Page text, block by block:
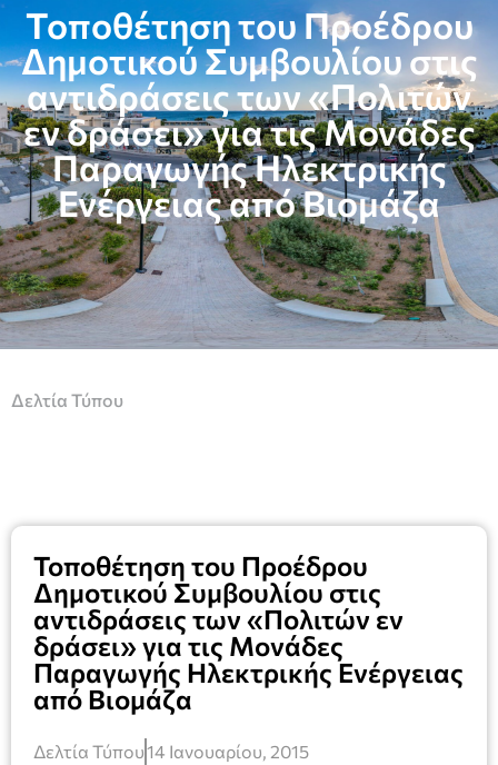
Τοποθέτηση του Προέδρου
Δημοτικού Συμβουλίου στις
αντιδράσεις των «Πολιτών
εν δράσει» για τις Μονάδες
Παραγωγής Ηλεκτρικής
Ενέργειας από Βιομάζα
Δελτία Τύπου
Τοποθέτηση του Προέδρου
Δημοτικού Συμβουλίου στις
αντιδράσεις των «Πολιτών εν
δράσει» για τις Μονάδες
Παραγωγής Ηλεκτρικής Ενέργειας
από Βιομάζα
Δελτία Τύπου14 Ιανουαρίου, 2015